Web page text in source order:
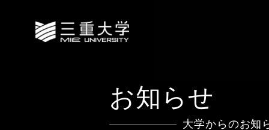
お知らせ
大学からのお知